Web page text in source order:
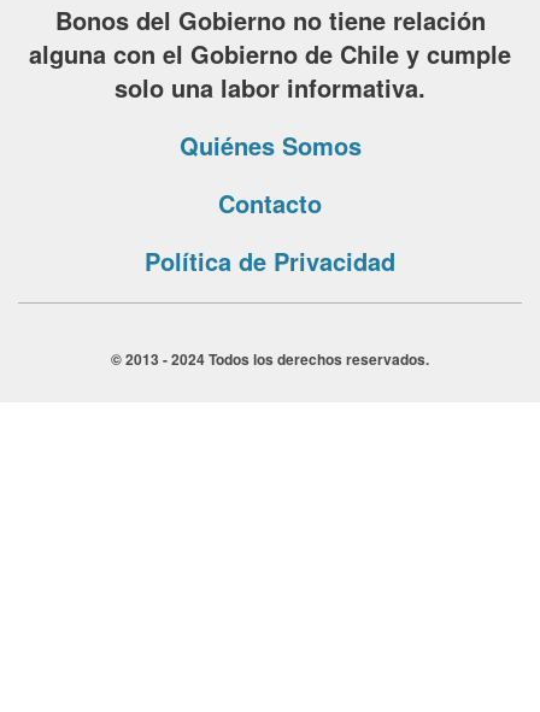
Bonos del Gobierno no tiene relación
alguna con el Gobierno de Chile y cumple
solo una labor informativa.
Quiénes Somos
Contacto
Política de Privacidad
© 2013 - 2024 Todos los derechos reservados.